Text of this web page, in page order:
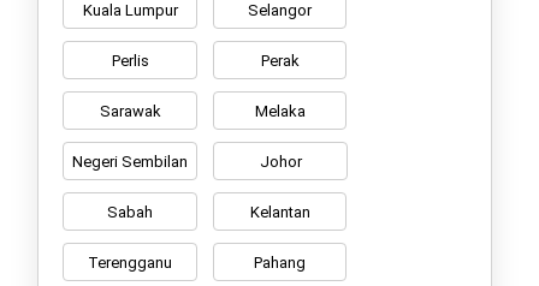
Kuala Lumpur Selangor
Perlis Perak
Sarawak Melaka
Negeri Sembilan Johor
Sabah Kelantan
Terengganu Pahang